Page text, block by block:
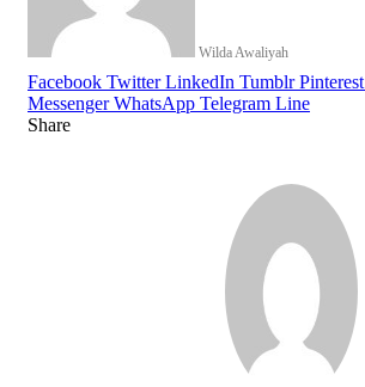
Wilda Awaliyah
Facebook Twitter LinkedIn Tumblr Pinterest
Messenger WhatsApp Telegram Line
Share